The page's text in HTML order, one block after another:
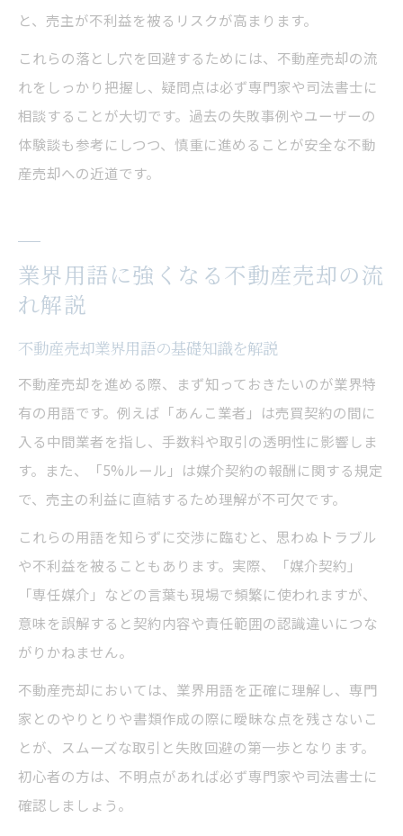
と、売主が不利益を被るリスクが高まります。
これらの落とし穴を回避するためには、不動産売却の流
れをしっかり把握し、疑問点は必ず専門家や司法書士に
相談することが大切です。過去の失敗事例やユーザーの
体験談も参考にしつつ、慎重に進めることが安全な不動
産売却への近道です。
業界用語に強くなる不動産売却の流
れ解説
不動産売却業界用語の基礎知識を解説
不動産売却を進める際、まず知っておきたいのが業界特
有の用語です。例えば「あんこ業者」は売買契約の間に
入る中間業者を指し、手数料や取引の透明性に影響しま
す。また、「5%ルール」は媒介契約の報酬に関する規定
で、売主の利益に直結するため理解が不可欠です。
これらの用語を知らずに交渉に臨むと、思わぬトラブル
や不利益を被ることもあります。実際、「媒介契約」
「専任媒介」などの言葉も現場で頻繁に使われますが、
意味を誤解すると契約内容や責任範囲の認識違いにつな
がりかねません。
不動産売却においては、業界用語を正確に理解し、専門
家とのやりとりや書類作成の際に曖昧な点を残さないこ
とが、スムーズな取引と失敗回避の第一歩となります。
初心者の方は、不明点があれば必ず専門家や司法書士に
確認しましょう。